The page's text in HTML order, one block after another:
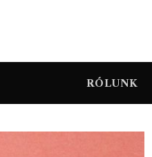
RÓLUNK